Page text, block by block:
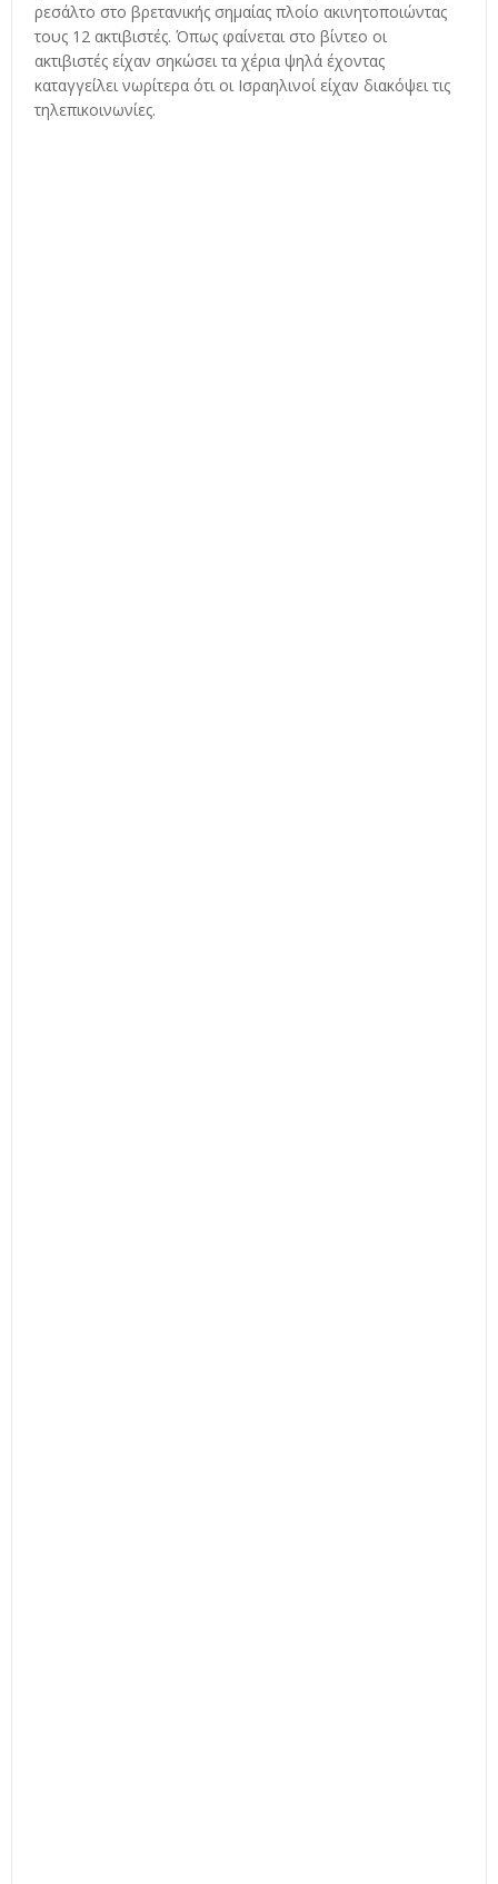
ρεσάλτο στο βρετανικής σημαίας πλοίο ακινητοποιώντας
τους 12 ακτιβιστές. Όπως φαίνεται στο βίντεο οι
ακτιβιστές είχαν σηκώσει τα χέρια ψηλά έχοντας
καταγγείλει νωρίτερα ότι οι Ισραηλινοί είχαν διακόψει τις
τηλεπικοινωνίες.